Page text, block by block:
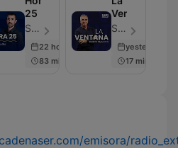
25
SER Podcast - Episodio 637
22 hours ago
83 min
Ventana
SER Podcast - Episodio 676
yesterday
17 min
emisora/